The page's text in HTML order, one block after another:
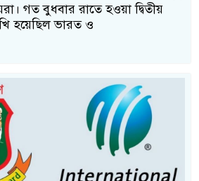
গত বুধবার রাতে হওয়া দ্বিতীয়
হয়েছিল ভারত ও